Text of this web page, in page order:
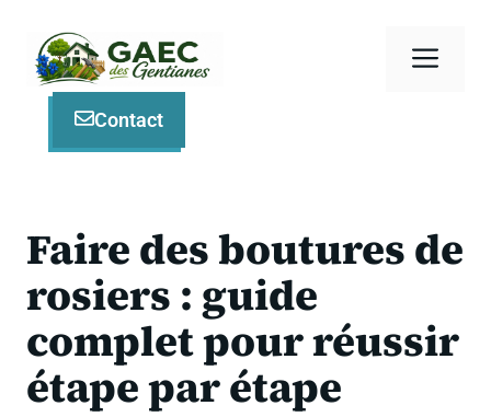
contenu
Contact
Faire des boutures de
rosiers : guide
complet pour réussir
étape par étape